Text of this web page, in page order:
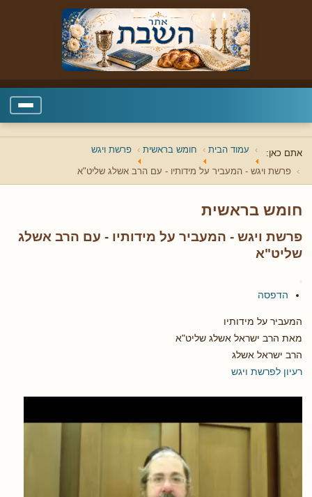
אתם כאן: עמוד הבית חומש בראשית פרשת ויגש
פרשת ויגש - המעביר על מידותיו - עם הרב אשלג שליט"א
חומש בראשית
פרשת ויגש - המעביר על מידותיו - עם הרב אשלג
שליט"א
הדפסה
המעביר על מידותיו
מאת הרב ישראל אשלג שליט"א
הרב ישראל אשלג
רעיון לפרשת ויגש